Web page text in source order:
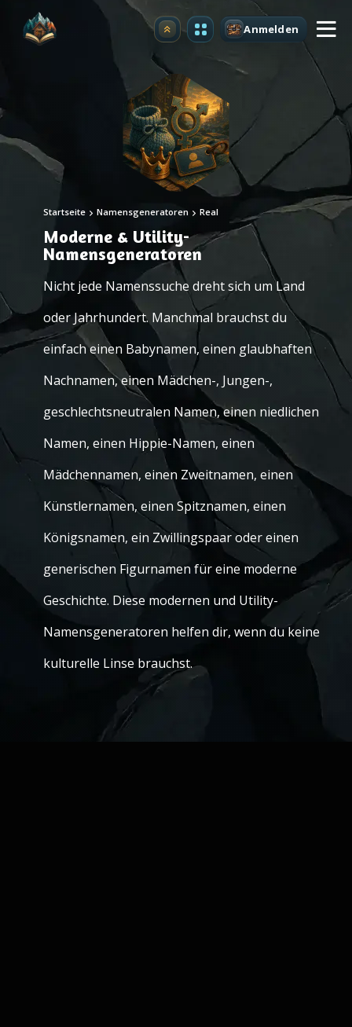
Upgrade Anmelden
Startseite Namensgeneratoren Real
Moderne & Utility-
Namensgeneratoren
Nicht jede Namenssuche dreht sich um Land
oder Jahrhundert. Manchmal brauchst du
einfach einen Babynamen, einen glaubhaften
Nachnamen, einen Mädchen-, Jungen-,
geschlechtsneutralen Namen, einen niedlichen
Namen, einen Hippie-Namen, einen
Mädchennamen, einen Zweitnamen, einen
Künstlernamen, einen Spitznamen, einen
Königsnamen, ein Zwillingspaar oder einen
generischen Figurnamen für eine moderne
Geschichte. Diese modernen und Utility-
Namensgeneratoren helfen dir, wenn du keine
kulturelle Linse brauchst.